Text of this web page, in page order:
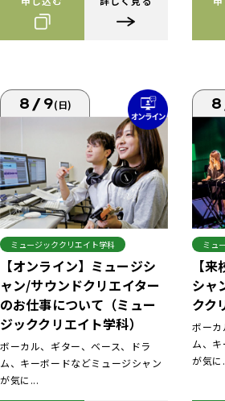
8/9(日)
ミュージッククリエイト学科
【オンライン】ミュージシ
ャン/サウンドクリエイター
のお仕事について（ミュー
ジッククリエイト学科）
ボーカル、ギター、ベース、ドラ
ム、キーボードなどミュージシャン
が気に...
ミュ
【
シャ
クク
ボーカ
ム、
が気に